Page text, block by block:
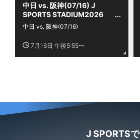
中日 vs. 阪神(07/16) J
SPORTS STADIUM2026
7月16日 午後5:55〜
中日 vs. 阪神(07/16)
J SPORTSで